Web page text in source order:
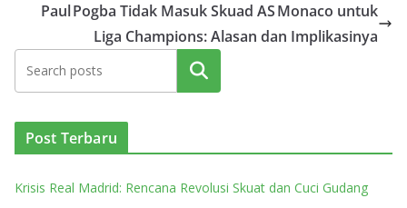
Paul Pogba Tidak Masuk Skuad AS Monaco untuk
Liga Champions: Alasan dan Implikasinya
Cari
Post Terbaru
Krisis Real Madrid: Rencana Revolusi Skuat dan Cuci Gudang